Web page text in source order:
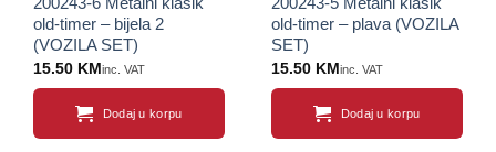
old-timer – bijela 2
(VOZILA SET)
15.50 KM inc. VAT
Dodaj u korpu
old-timer – plava (VOZILA
SET)
15.50 KM inc. VAT
Dodaj u korpu